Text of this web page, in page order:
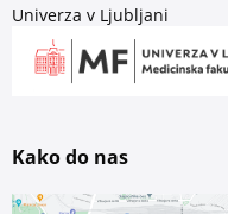
Univerza v Ljubljani
Kako do nas